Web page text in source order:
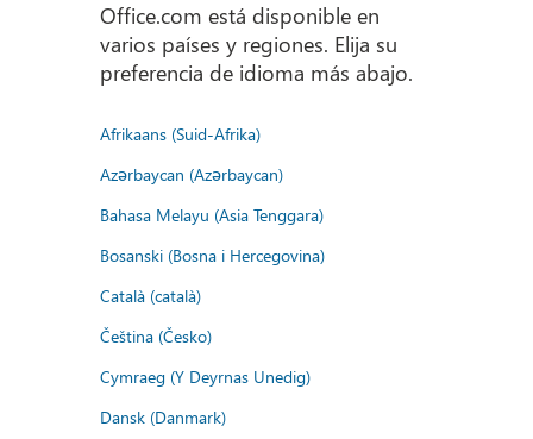
Office.com está disponible en
varios países y regiones. Elija su
preferencia de idioma más abajo.
Afrikaans (Suid-Afrika)
Azərbaycan (Azərbaycan)
Bahasa Melayu (Asia Tenggara)
Bosanski (Bosna i Hercegovina)
Català (català)
Čeština (Česko)
Cymraeg (Y Deyrnas Unedig)
Dansk (Danmark)